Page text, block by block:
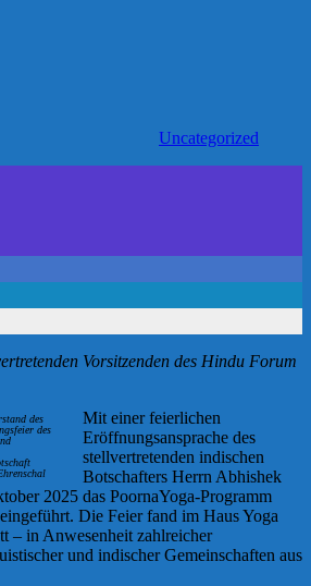
Uncategorized
Vorsitzenden des Hindu Forum
Mit einer feierlichen
Eröffnungsansprache des
stellvertretenden indischen
Botschafters Herrn Abhishek
2025 das PoornaYoga-Programm
Die Feier fand im Haus Yoga
– in Anwesenheit zahlreicher
und indischer Gemeinschaften aus